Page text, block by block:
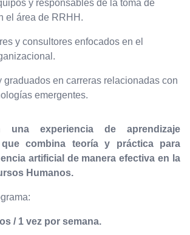
y responsables de la toma de
el área de RRHH.
y consultores enfocados en el
graduados en carreras relacionadas con
emergentes.
una experiencia de aprendizaje
que combina teoría y práctica para
artificial de manera efectiva en la
Humanos.
/ 1 vez por semana.